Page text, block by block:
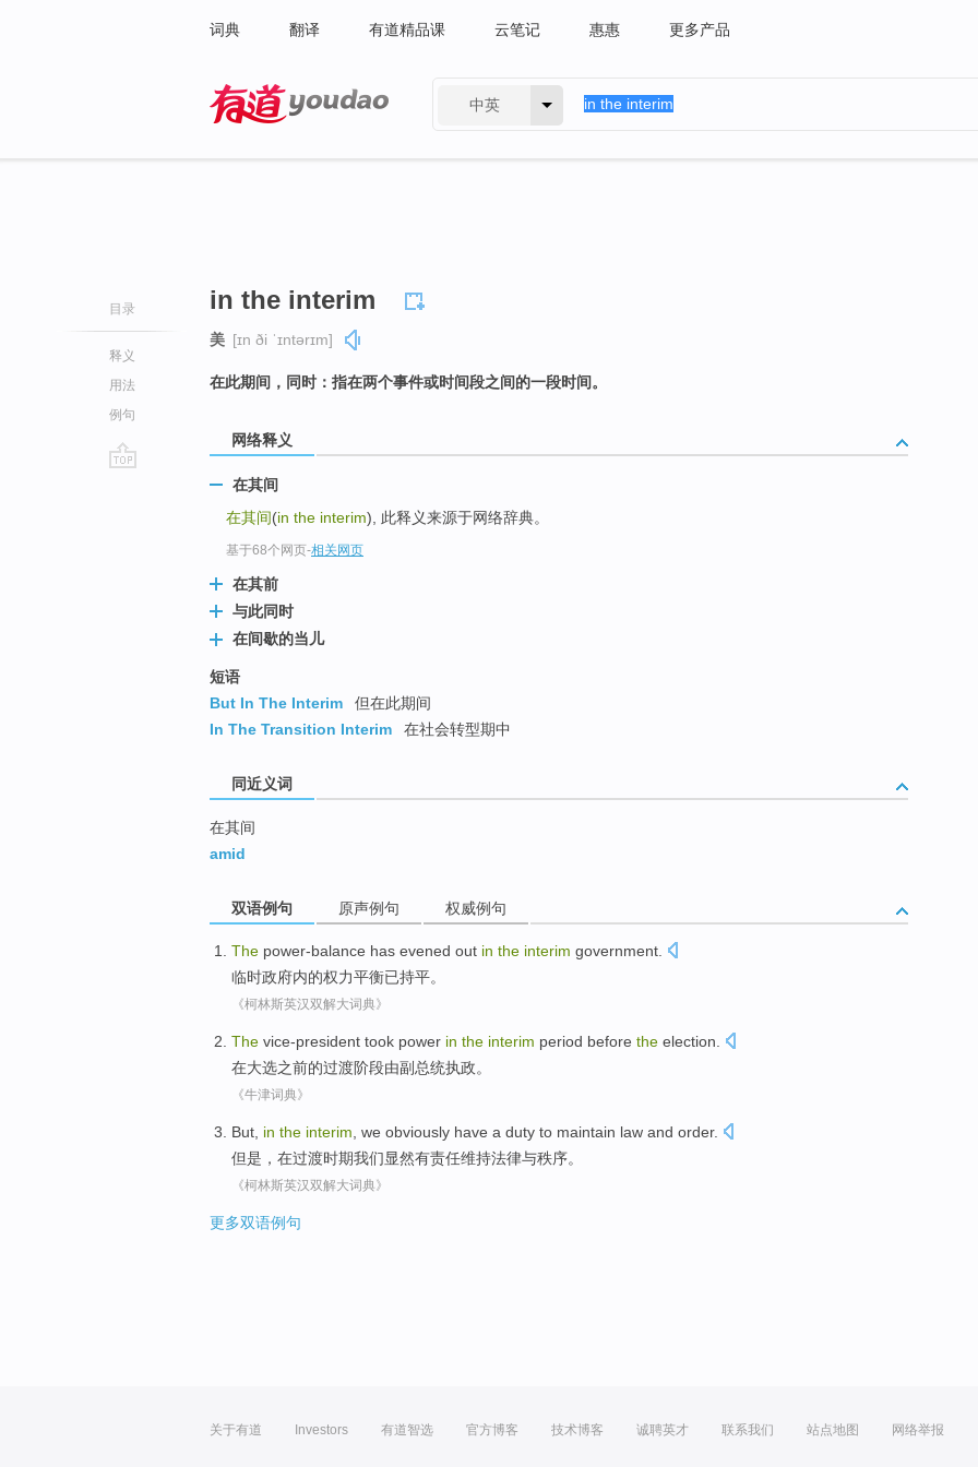
词典 翻译 有道精品课 云笔记 惠惠 更多产品
中英
目录
释义
用法
例句
in the interim
美 [ɪn ði ˈɪntərɪm]
在此期间，同时：指在两个事件或时间段之间的一段时间。
网络释义
在其间
在其间(in the interim), 此释义来源于网络辞典。
基于68个网页-相关网页
在其前
与此同时
在间歇的当儿
短语
But In The Interim
但在此期间
In The Transition Interim
在社会转型期中
同近义词
在其间
amid
双语例句 原声例句 权威例句
The power-balance has evened out in the interim government.
临时政府内的权力平衡已持平。
《柯林斯英汉双解大词典》
The vice-president took power in the interim period before the election
在大选之前的过渡阶段由副 总统执政。
《牛津词典》
But in the interim we obviously have a duty to maintain law and order.
但是 ， 在过渡时期我们显然有责任维持法律与秩序。
《柯林斯英汉双解大词典》
更多双语例句
关于有道 Investors 有道智选 官方博客 技术博客 诚聘英才 联系我们 站点地图 网络举报